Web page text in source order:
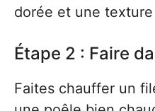
dorée et une
Étape 2 : Faire
Faites chauffer un